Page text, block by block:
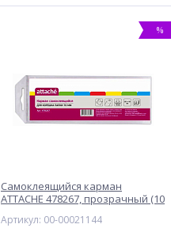
%
Самоклеящийся карман
ATTACHE 478267, прозрачный (10
Артикул: 00-00021144